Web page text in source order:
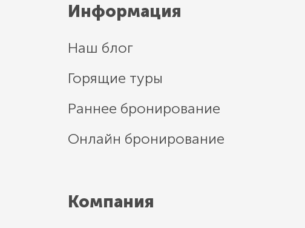
Информация
Наш блог
Горящие туры
Раннее бронирование
Онлайн бронирование
Компания